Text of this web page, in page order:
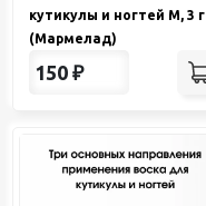
кутикулы и ногтей М, 3 г
(Мармелад)
150 ₽